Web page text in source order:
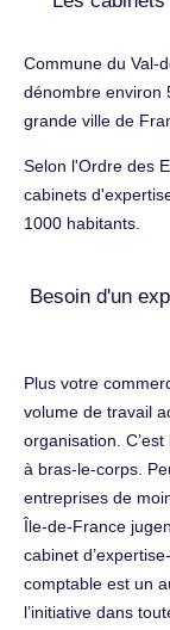
Commune du Val-
dénombre environ
grande ville de
Selon l'Ordre des
cabinets
1000 habitants.
Besoin d'un
Plus votre
volume de travail
organisation.
à bras-le-corps.
entreprises de
Île-de-France
cabinet
comptable est un
l’initiative dans